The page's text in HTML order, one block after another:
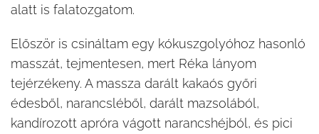
alatt is falatozgatom.
Először is csináltam egy kókuszgolyóhoz hasonló
masszát, tejmentesen, mert Réka lányom
tejérzékeny. A massza darált kakaós győri
édesből, narancsléből, darált mazsolából,
kandírozott apróra vágott narancshéjból, és pici